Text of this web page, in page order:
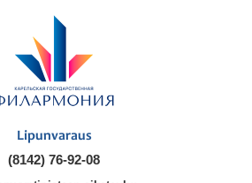
Lipunvaraus
(8142) 76-92-08